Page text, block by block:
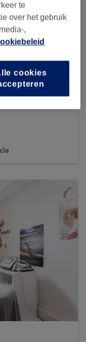
te
over het gebruik
,
cookies